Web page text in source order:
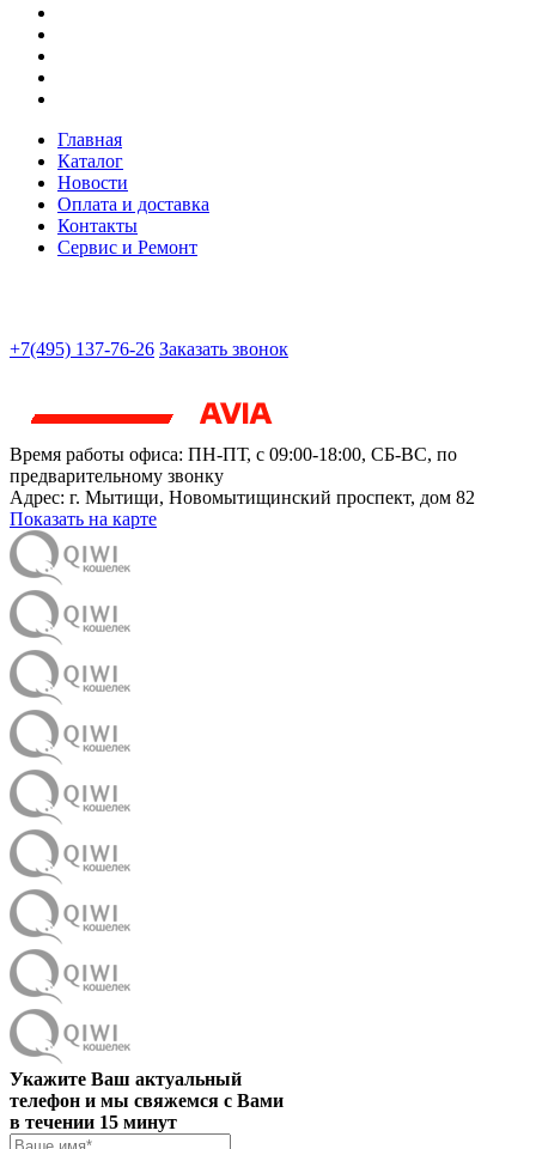
Главная
Каталог
Новости
Оплата и доставка
Контакты
Сервис и Ремонт
+7(495) 137-76-26 Заказать звонок
Время работы офиса: ПН-ПТ, с 09:00-18:00, СБ-ВС, по
предварительному звонку
Адрес: г. Мытищи, Новомытищинский проспект, дом 82
Показать на карте
Укажите Ваш актуальный
телефон и мы свяжемся с Вами
в течении 15 минут